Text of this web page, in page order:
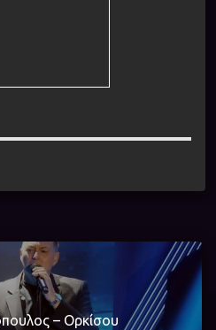
– Ορκίσου